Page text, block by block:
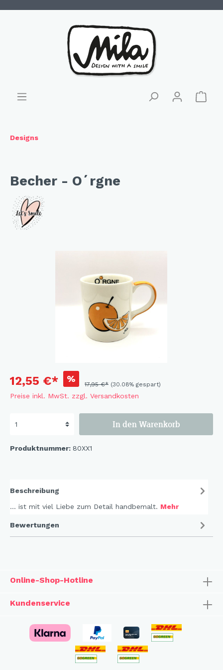
Designs
Becher - O´rgne
12,55 €* %
17,95 €* (30.08% gespart)
Preise inkl. MwSt. zzgl. Versandkosten
In den Warenkorb
Produktnummer: 80XX1
Beschreibung
... ist mit viel Liebe zum Detail handbemalt. Mehr
Bewertungen
Online-Shop-Hotline
Kundenservice